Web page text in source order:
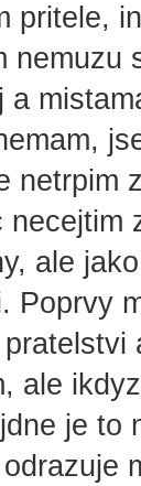
pritele,
nemuzu
a
netrpim
necejtim
ale
Poprvy
ale
je to